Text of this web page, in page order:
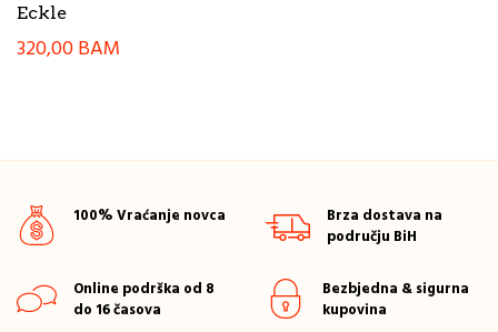
Eckle
320,00BAM
100% Vraćanje novca
Brza dostava na
području BiH
Online podrška od 8
do 16 časova
Bezbjedna & sigurna
kupovina